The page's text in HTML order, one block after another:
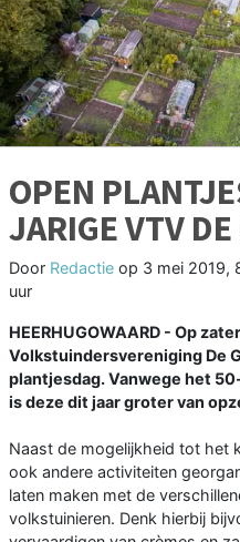
OPEN
JARIGE VTV
Door Redactie op 3 mei 2019,
uur
HEERHUGOWAARD - Op
Volkstuindersvereniging De
plantjesdag. Vanwege het
is deze dit jaar groter van
Naast de mogelijkheid tot het
ook andere activiteiten
laten maken met de
volkstuinieren. Denk hierbij